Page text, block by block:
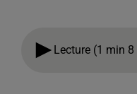
Lecture (1 min 8